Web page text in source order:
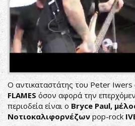
Ο αντικαταστάτης του Peter
FLAMESόσον αφορά την
περιοδεία είναι οBryce Paul,
Νοτιοκαλιφορνέζωνpop-rock